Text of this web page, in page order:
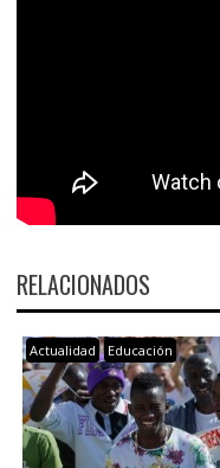
RELACIONADOS
Actualidad Educación